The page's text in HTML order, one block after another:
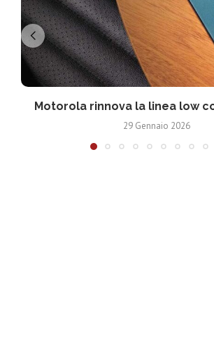
Motorola rinnova la linea low
29 Gennaio 2026